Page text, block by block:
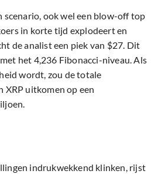
scenario, ook wel een blow-off top
in korte tijd explodeert en
de analist een piek van $27. Dit
het 4,236 Fibonacci-niveau. Als
wordt, zou de totale
uitkomen op een
indrukwekkend klinken, rijst